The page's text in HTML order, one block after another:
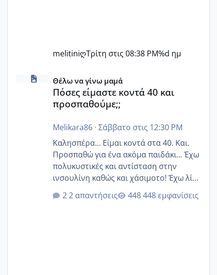
melitiniღΤρίτη στις 08:38 PM%d ημ
Πόσες είμαστε κοντά 40 και προσπαθούμε;;
Θέλω να γίνω μαμά
Πόσες είμαστε κοντά 40 και
προσπαθούμε;;
Melikara86· Σάββατο στις 12:30 PM
Καλησπέρα... Είμαι κοντά στα 40. Και.
Προσπαθώ για ένα ακόμα παιδάκι... Έχω
πολυκυστικές και αντίσταση στην
ινσουλίνη καθώς και χάσιμοτο! Έχω λίγα
κιλά παραπάνω και όσο κ αν προσπαθώ
δεν χάνω εύκολα! Προσπαθώ για ακόμη
2 απαντήσεις 448 εμφανίσεις